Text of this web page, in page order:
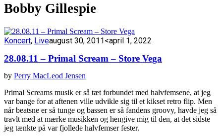
Bobby Gillespie
Koncert, Liveaugust 30, 2011<april 1, 2022
28.08.11 – Primal Scream – Store Vega
by Perry MacLeod Jensen
Primal Screams musik er så tæt forbundet med halvfemsene, at jeg
var bange for at aftenen ville udvikle sig til et kikset retro flip. Men
når beatsne er så tunge og bassen er så fandens groovy, havde jeg så
travlt med at mærke musikken og hengive mig til den, at det sidste
jeg tænkte på var fjollede halvfemser fester.